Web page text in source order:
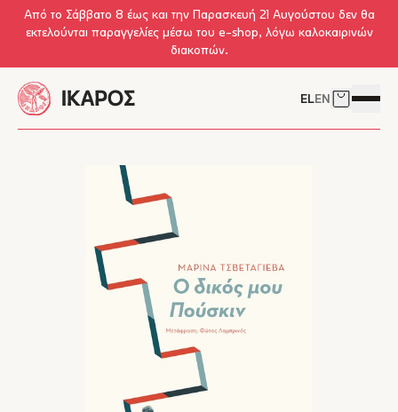
Skip to main content
Από το Σάββατο 8 έως και την Παρασκευή 21 Αυγούστου δεν θα
εκτελούνται παραγγελίες μέσω του e-shop, λόγω καλοκαιρινών
διακοπών.
ELEN Δείτε το